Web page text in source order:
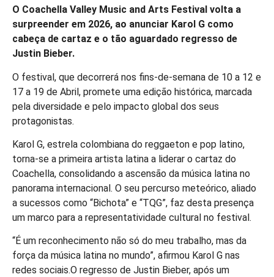
O Coachella Valley Music and Arts Festival volta a
surpreender em 2026, ao anunciar Karol G como
cabeça de cartaz e o tão aguardado regresso de
Justin Bieber.
O festival, que decorrerá nos fins-de-semana de 10 a 12 e
17 a 19 de Abril, promete uma edição histórica, marcada
pela diversidade e pelo impacto global dos seus
protagonistas.
Karol G, estrela colombiana do reggaeton e pop latino,
torna-se a primeira artista latina a liderar o cartaz do
Coachella, consolidando a ascensão da música latina no
panorama internacional. O seu percurso meteórico, aliado
a sucessos como “Bichota” e “TQG”, faz desta presença
um marco para a representatividade cultural no festival.
“É um reconhecimento não só do meu trabalho, mas da
força da música latina no mundo”, afirmou Karol G nas
redes sociais.O regresso de Justin Bieber, após um